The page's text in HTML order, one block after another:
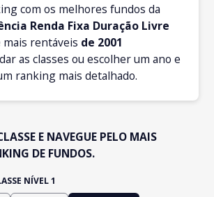
com os melhores fundos da
Renda Fixa Duração Livre
mais rentáveis de 2001
as classes ou escolher um ano e
ranking mais detalhado.
E NAVEGUE PELO MAIS
DE FUNDOS.
NÍVEL 1